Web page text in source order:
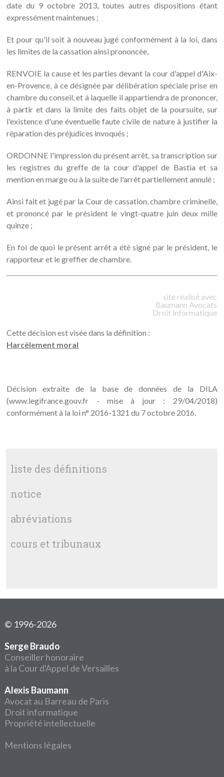
date du 9 octobre 2013, toutes autres dispositions étant
expressément maintenues ;
Et pour qu'il soit à nouveau jugé conformément à la loi, dans
les limites de la cassation ainsi prononcée,
RENVOIE la cause et les parties devant la cour d'appel d'Aix-
en-Provence, à ce désignée par délibération spéciale prise en
chambre du conseil, et à laquelle il appartiendra de prononcer,
à partir et dans la limite des faits objet de la poursuite, sur
l'existence d'une éventuelle faute civile de nature à justifier la
réparation des préjudices invoqués ;
ORDONNE l'impression du présent arrêt, sa transcription sur
les registres du greffe de la cour d'appel de Bastia et sa
mention en marge ou à la suite de l'arrêt partiellement annulé ;
Ainsi fait et jugé par la Cour de cassation, chambre criminelle,
et prononcé par le président le vingt-quatre juin deux mille
quinze ;
En foi de quoi le présent arrêt a été signé par le président, le
rapporteur et le greffier de chambre.
site réalisé avec
Baumann Avocats
Droit informatique
Cette décision est visée dans la définition :
Harcèlement moral
Décision extraite de la base de données de la DILA
(www.legifrance.gouv.fr - mise à jour : 29/04/2018)
conformément à la loi n° 2016-1321 du 7 octobre 2016.
liste des définitions
notice
abréviations
cours et tribunaux
© 1996-2026
Serge Braudo
Conseiller honoraire
à la Cour d'Appel de Versailles
Alexis Baumann
Avocat au Barreau de Paris
Droit informatique
Propriété intellectuelle
Mentions légales